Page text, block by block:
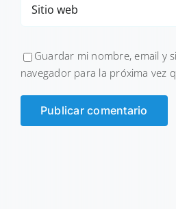
Guardar mi nombre, email y
navegador para la próxima vez